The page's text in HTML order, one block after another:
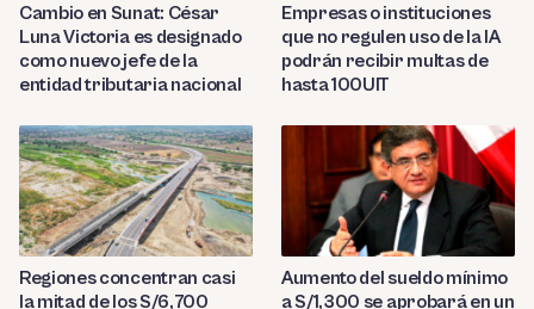
Cambio en Sunat: César
Luna Victoria es designado
como nuevo jefe de la
entidad tributaria nacional
Empresas o instituciones
que no regulen uso de la IA
podrán recibir multas de
hasta 100UIT
Regiones concentran casi
la mitad de los S/6,700
Aumento del sueldo mínimo
a S/1,300 se aprobará en un